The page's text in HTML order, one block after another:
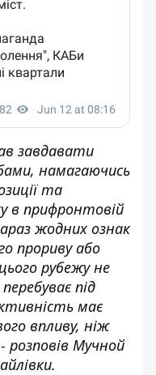
завдавати
намагаючись
та
в прифронтовій
жодних ознак
прориву або
рубежу не
під
має
впливу, ніж
розповів Мучной